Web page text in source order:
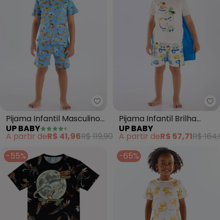
Up Baby - Pijama Infantil
Pijama Infantil Masculino
em Suedine (Bege)
UP BABY
A partir deR$ 41,96R$ 119,90
Pijama Infantil Brilha
Escuro Capa (Branco)
UP BABY
A partir deR$ 57,71R$
-55%
-65%